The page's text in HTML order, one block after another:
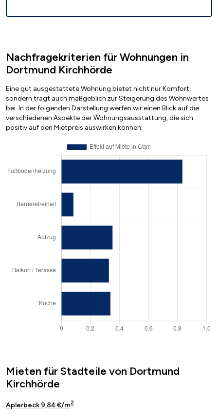
Nachfragekriterien für Wohnungen in
Dortmund Kirchhörde
Eine gut ausgestattete Wohnung bietet nicht nur Komfort,
sondern trägt auch maßgeblich zur Steigerung des Wohnwertes
bei. In der folgenden Darstellung werfen wir einen Blick auf die
verschiedenen Aspekte der Wohnungsausstattung, die sich
positiv auf den Mietpreis auswirken können:
Mieten für Stadteile von Dortmund
Kirchhörde
Aplerbeck 9,84 €/m2